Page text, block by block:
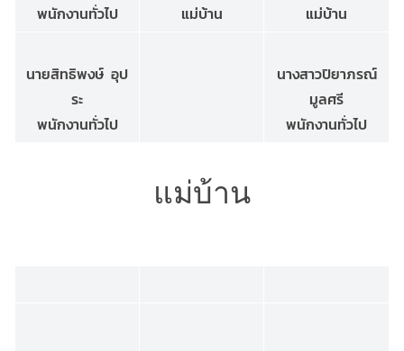
พนักงานทั่วไป
แม่บ้าน
แม่บ้าน
นายสิทธิพงษ์ อุป
ระ
พนักงานทั่วไป
นางสาวปิยาภรณ์
มูลศรี
พนักงานทั่วไป
แม่บ้าน